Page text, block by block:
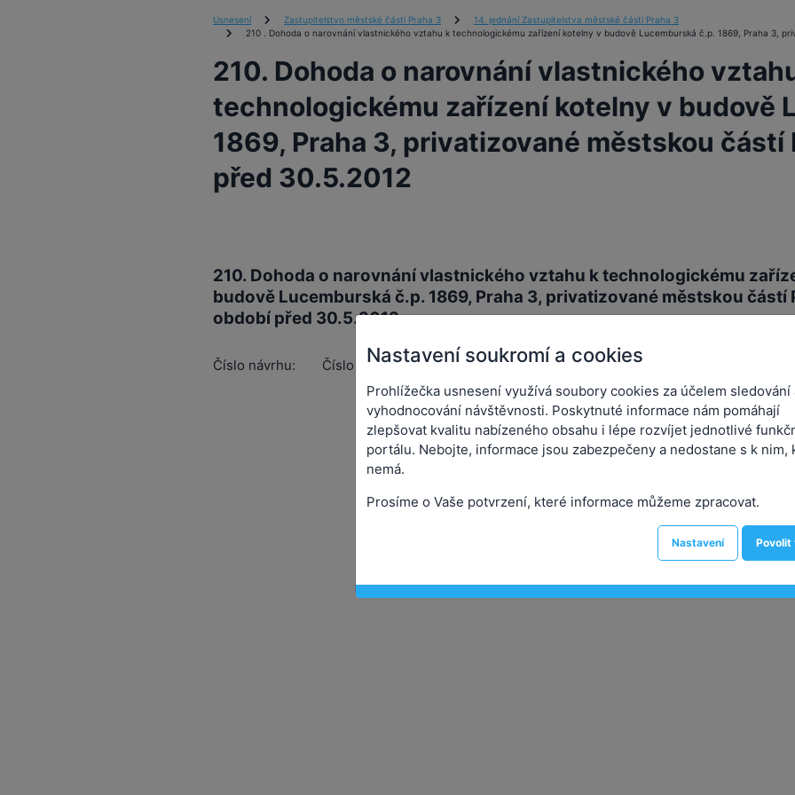
Usnesení Zastupitelstvo městské části Praha 3
14. jednání Zastupitelstva městské části Praha 3
210 . Dohoda o narovnání vlastnického vztahu k technologickému zařízení kotelny v budově Lucemburská č.p. 1869, Praha 3,
210. Dohoda o narovnání vlastnického
technologickému zařízení kotelny v budově
1869, Praha 3, privatizované městskou částí
před 30.5.2012
210. Dohoda o narovnání vlastnického vztahu k technologickému
budově Lucemburská č.p. 1869, Praha 3, privatizované městskou částí
období před 30.5.2012
Číslo návrhu: Číslo usnesení: ZMČ/2020/0210 Předkladatel:
Nastavení soukromí a cookies
Prohlížečka usnesení využívá soubory cookies za účelem sledování
vyhodnocování návštěvnosti. Poskytnuté informace nám pomáhají
zlepšovat kvalitu nabízeného obsahu i lépe rozvíjet jednotlivé
portálu. Nebojte, informace jsou zabezpečeny a nedostane s k nim,
nemá.
Prosíme o Vaše potvrzení, které informace můžeme zpracovat.
Nastavení Povolit